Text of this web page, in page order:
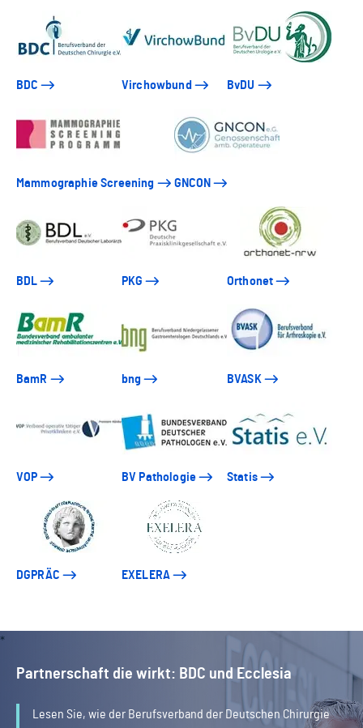
BDC Virchowbund BvDU
Mammographie Screening GNCON
BDL PKG Orthonet
BamR bng BVASK
VOP BV Pathologie Statis
DGPRÄC EXELERA
Partnerschaft die wirkt: BDC und Ecclesia
Lesen Sie, wie der Berufsverband der Deutschen Chirurgie